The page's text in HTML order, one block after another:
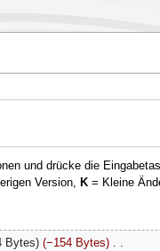
und drücke die
Version, K= Kleine
Bytes −154 Bytes ‎